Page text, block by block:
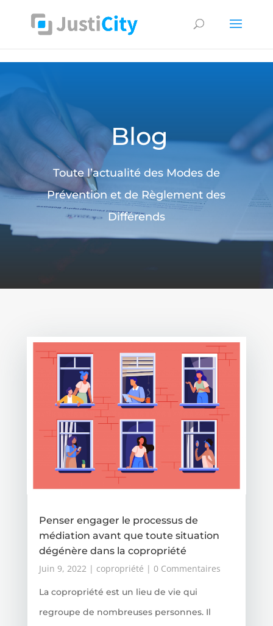
Blog
Toute l’actualité des Modes de
Prévention et de Règlement des
Différends
Penser engager le processus de
médiation avant que toute situation
dégénère dans la copropriété
Juin 9, 2022| copropriété | 0 Commentaires
La copropriété est un lieu de vie qui
regroupe de nombreuses personnes. Il